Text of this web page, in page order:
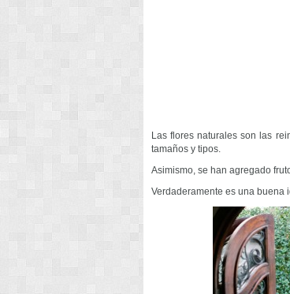
Las flores naturales son las
tamaños y tipos.
Asimismo, se han agregado
Verdaderamente es una buena